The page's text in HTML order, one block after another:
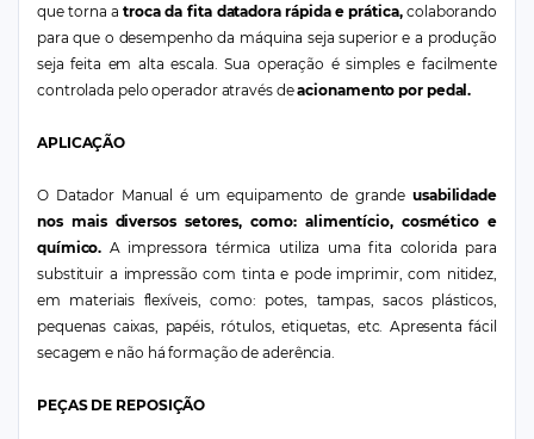
que torna atroca da fita datadora rápida e prática,colaborando
para que o desempenho da máquina seja superior e a produção
seja feita em alta escala. Sua operação é simples e facilmente
controlada pelo operador através deacionamento por pedal.
APLICAÇÃO
O Datador Manual é um equipamento de grandeusabilidade
nos mais diversos setores, como: alimentício, cosmético e
químico. A impressora térmica utiliza uma fita colorida para
substituir a impressão com tinta e pode imprimir, com nitidez,
em materiais flexíveis, como: potes, tampas, sacos plásticos,
pequenas caixas, papéis, rótulos, etiquetas, etc. Apresenta fácil
secagem e não há formação de aderência.
PEÇAS DE REPOSIÇÃO